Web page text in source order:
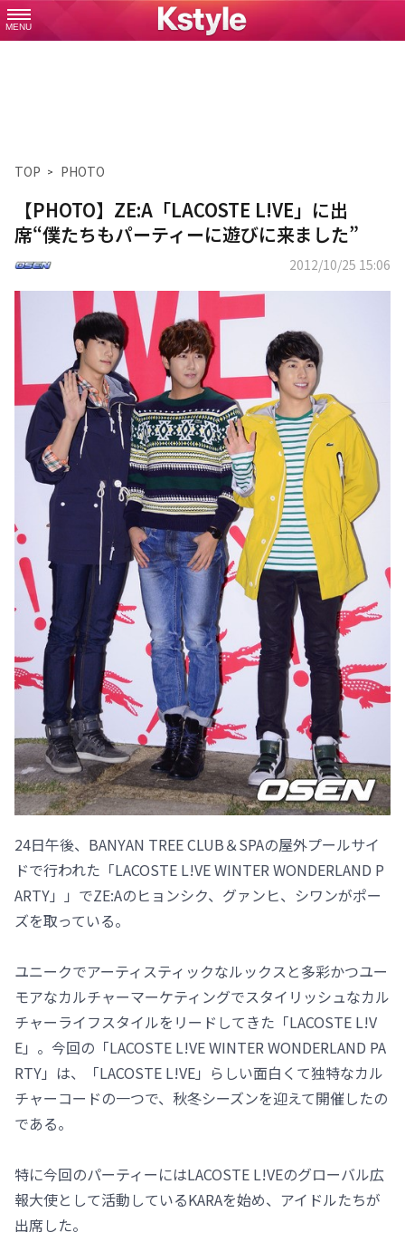
MENU
TOP PHOTO
【PHOTO】ZE:A「LACOSTE L!VE」に出
席“僕たちもパーティーに遊びに来ました”
2012/10/25 15:06
24日午後、BANYAN TREE CLUB＆SPAの屋外プールサイ
ドで行われた「LACOSTE L!VE WINTER WONDERLAND P
ARTY」」でZE:Aのヒョンシク、グァンヒ、シワンがポー
ズを取っている。
ユニークでアーティスティックなルックスと多彩かつユー
モアなカルチャーマーケティングでスタイリッシュなカル
チャーライフスタイルをリードしてきた「LACOSTE L!V
E」。今回の「LACOSTE L!VE WINTER WONDERLAND PA
RTY」は、「LACOSTE L!VE」らしい面白くて独特なカル
チャーコードの一つで、秋冬シーズンを迎えて開催したの
である。
特に今回のパーティーにはLACOSTE L!VEのグローバル広
報大使として活動しているKARAを始め、アイドルたちが
出席した。